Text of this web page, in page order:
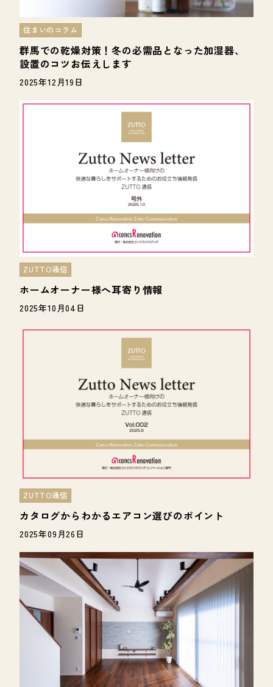
群馬での乾燥対策！冬の必需品となった加湿器、
設置のコツお伝えします
住まいのコラム
2025年12月19日
ホームオーナー様へ耳寄り情報
ZUTTO通信
2025年10月04日
カタログからわかるエアコン選びのポイント
ZUTTO通信
2025年09月26日